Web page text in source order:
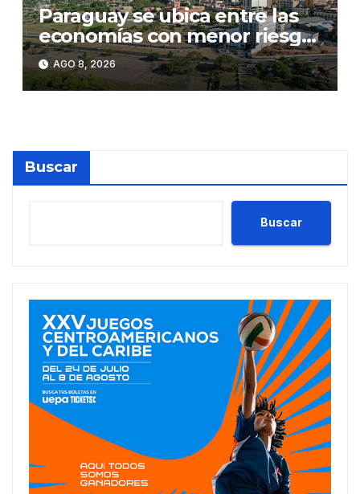
Paraguay se ubica entre las
economías con menor riesgo
país de Latinoamérica
AGO 8, 2026
Buscar
Buscar